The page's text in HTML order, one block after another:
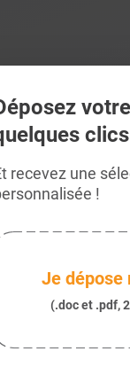
clics
recevez une
!
Je dépose
(.doc et .pdf,